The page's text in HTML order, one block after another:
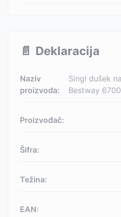
📄 Deklaracija
Naziv
proizvoda:
Singl dušek
Bestway
Proizvođač:
Šifra:
Težina:
EAN: